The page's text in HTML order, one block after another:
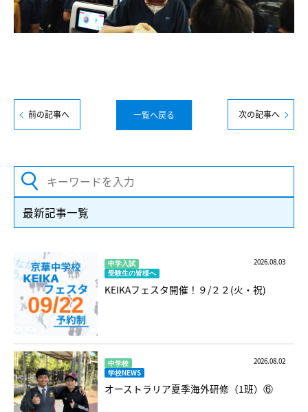
前の記事へ 一覧へ戻る 次の記事へ
最新記事一覧
中学入試
受験生の皆様へ
2026.08.03
KEIKAフェスタ開催！９/２２(火・祝)
中学校
学校NEWS
2026.08.02
オーストラリア夏季海外研修（1班）⑥